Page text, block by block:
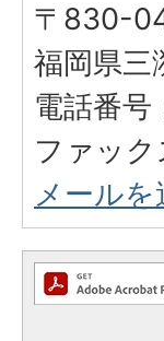
〒830-
福岡県三
電話番号
ファック
メールを